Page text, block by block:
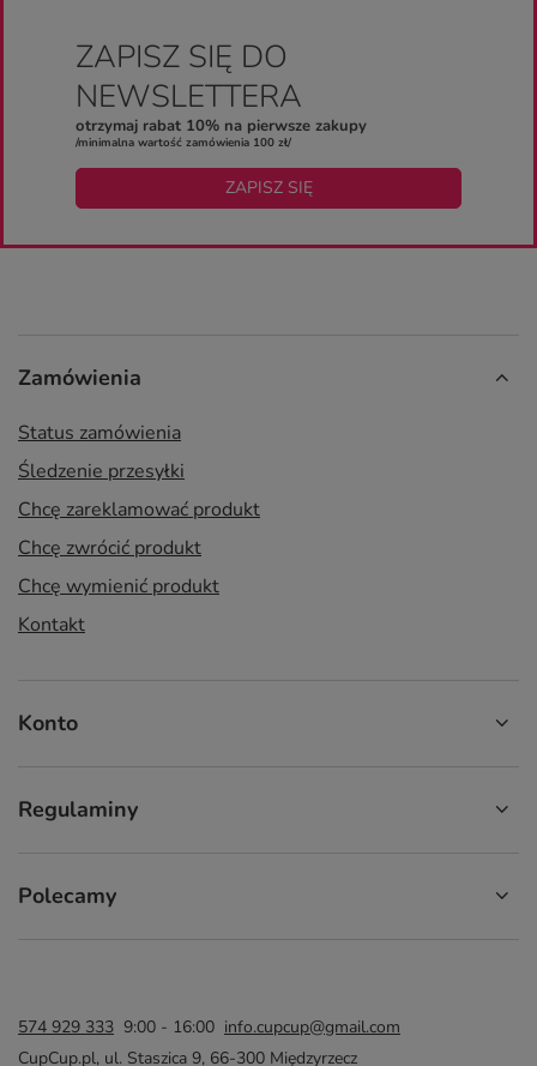
ZAPISZ SIĘ DO
NEWSLETTERA
otrzymaj rabat 10% na pierwsze zakupy
/minimalna wartość zamówienia 100 zł/
ZAPISZ SIĘ
Zamówienia
Status zamówienia
Śledzenie przesyłki
Chcę zareklamować produkt
Chcę zwrócić produkt
Chcę wymienić produkt
Kontakt
Konto
Regulaminy
Polecamy
574 929 333 9:00 - 16:00 info.cupcup@gmail.com
CupCup.pl, ul. Staszica 9, 66-300 Międzyrzecz